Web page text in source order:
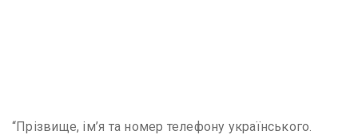
“Прізвище, ім’я та номер телефону українського.